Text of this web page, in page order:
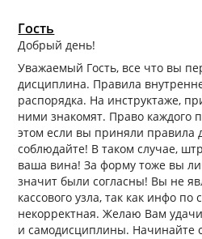
Гость
Добрый день!
Уважаемый Гость, все что вы
дисциплина. Правила
распорядка. На инструктаже,
ними знакомят. Право каждого
этом если вы приняли
соблюдайте! В таком случае,
ваша вина! За форму тоже вы
значит были согласны! Вы не
кассового узла, так как инфо
некорректная. Желаю Вам
и самодисциплины. Начинайте